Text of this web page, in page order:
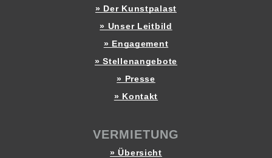
» Der Kunstpalast
» Unser Leitbild
» Engagement
» Stellenangebote
» Presse
» Kontakt
VERMIETUNG
» Übersicht